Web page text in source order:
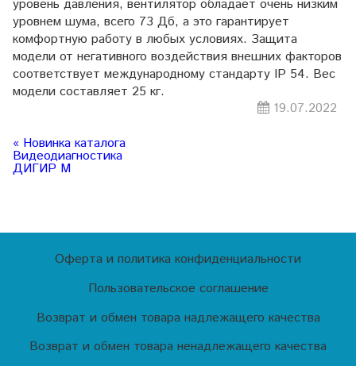
уровень давления, вентилятор обладает очень низким
уровнем шума, всего 73 Дб, а это гарантирует
комфортную работу в любых условиях. Защита
модели от негативного воздействия внешних факторов
соответствует международному стандарту IP 54. Вес
модели составляет 25 кг.
19.07.2022
« Новинка каталога
Видеодиагностика
ДИГИР М
Оферта и политика конфиденциальности
Пользовательское соглашение
Возврат и обмен товара надлежащего качества
Возврат и обмен товара ненадлежащего качества